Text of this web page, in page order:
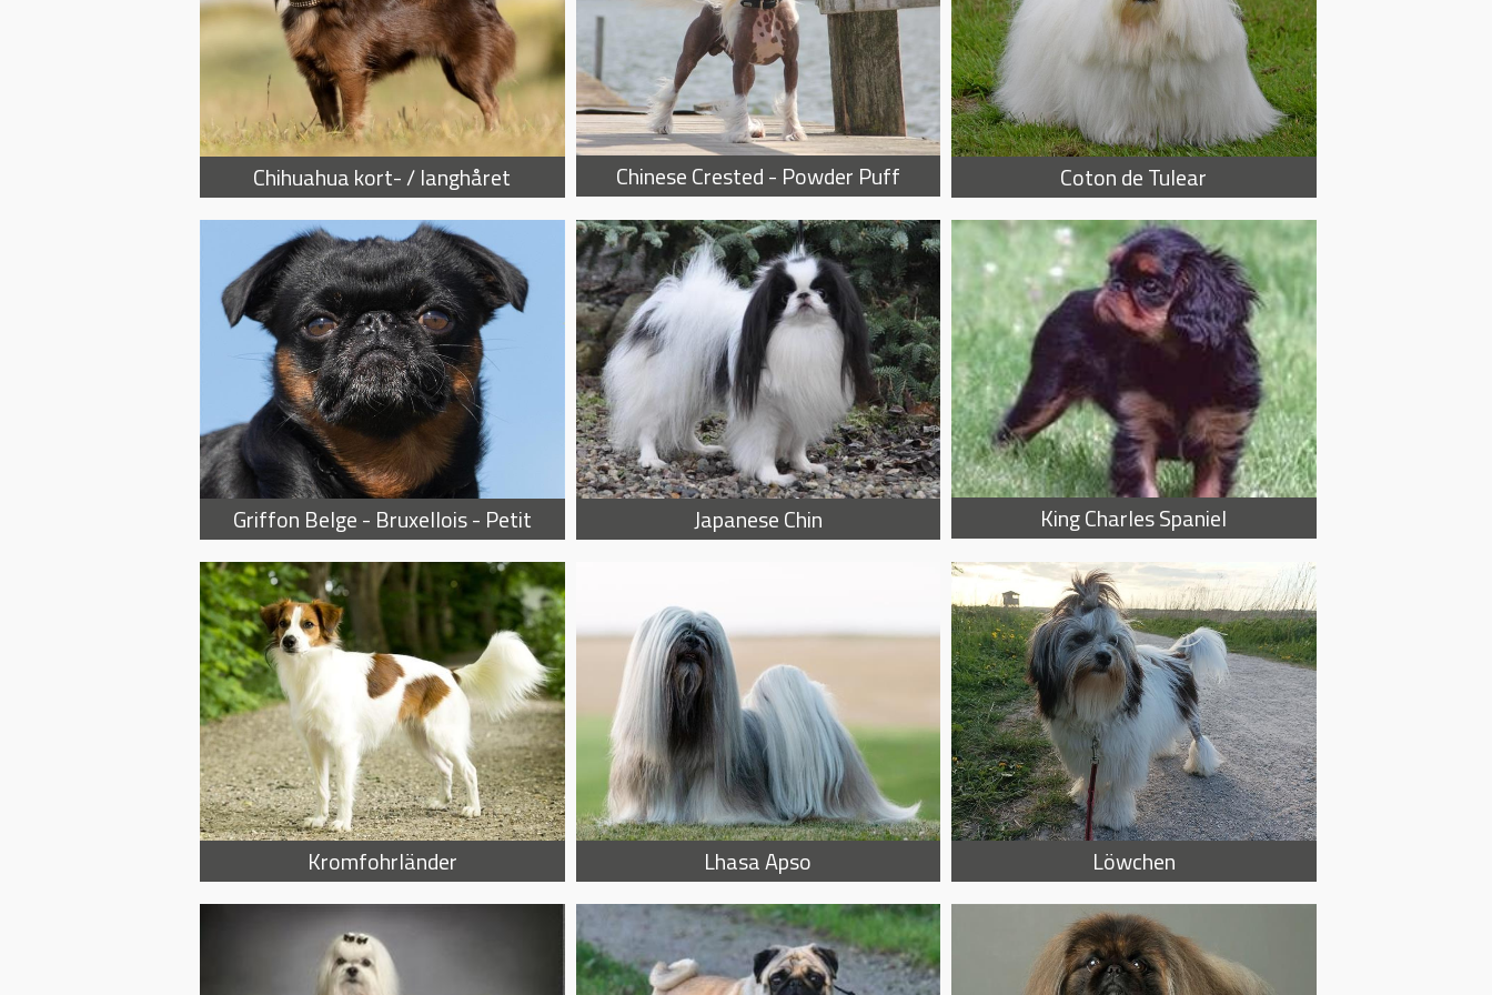
Chihuahua kort- / langhåret Chinese Crested - Powder Puff Coton de Tulear
Griffon Belge - Bruxellois - Petit Japanese Chin King Charles Spaniel
Kromfohrländer Lhasa Apso Löwchen